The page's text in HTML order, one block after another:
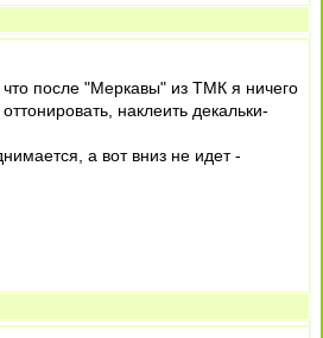
что после "Меркавы" из ТМК я ничего
наклеить декальки-
а вот вниз не идет -